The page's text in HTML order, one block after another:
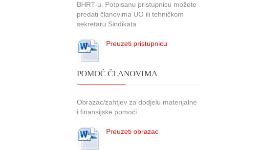
BHRT-u. Potpisanu pristupnicu možete
predati članovima UO ili tehničkom
sekretaru Sindikata
Preuzeti pristupnicu
POMOĆ ČLANOVIMA
Obrazac/zahtjev za dodjelu materijalne
i finansijske pomoći
Preuzeti obrazac